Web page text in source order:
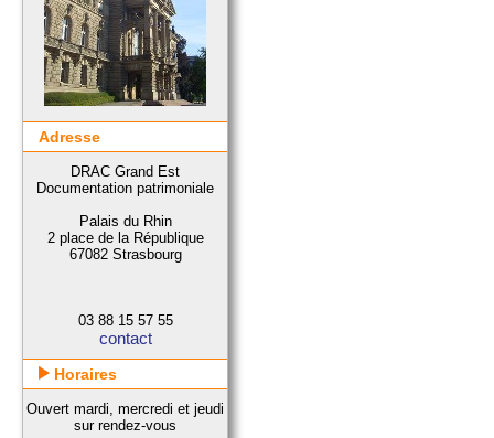
Adresse
DRAC Grand Est
Documentation patrimoniale
Palais du Rhin
2 place de la République
67082 Strasbourg
03 88 15 57 55
contact
Horaires
Ouvert mardi, mercredi et jeudi
sur rendez-vous